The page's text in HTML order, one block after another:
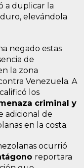
a duplicar la
elevándola
negado estas
de
la zona
Venezuela. A
los
criminal y
adicional de
en la costa.
ocurrió
reportara